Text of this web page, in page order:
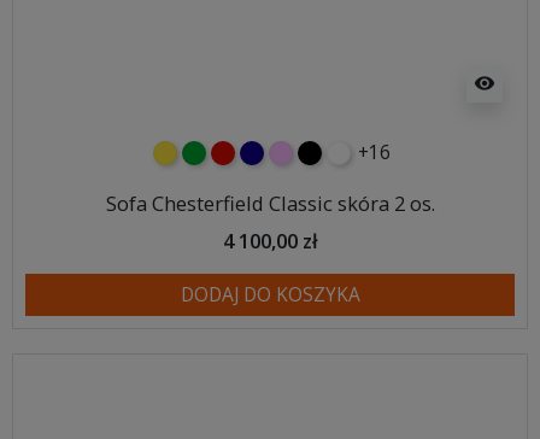
visibility
żółtyzielonyczerwony
granatowy
różowyczarnybiały+16
Sofa Chesterfield Classic skóra 2 os.
4 100,00 zł
DODAJ DO KOSZYKA